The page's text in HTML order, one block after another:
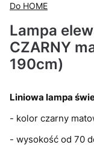
Do HOME
Lampa
CZARNY
190cm)
Liniowa lampa
- kolor czarny
- wysokość od 70